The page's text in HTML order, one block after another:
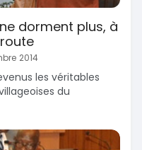
dorment plus, à
2014
les véritables
du